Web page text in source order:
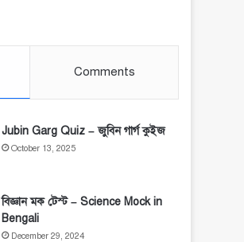
Comments
Jubin Garg Quiz – জুবিন গার্গ কুইজ
October 13, 2025
বিজ্ঞান মক টেস্ট – Science Mock in
Bengali
December 29, 2024